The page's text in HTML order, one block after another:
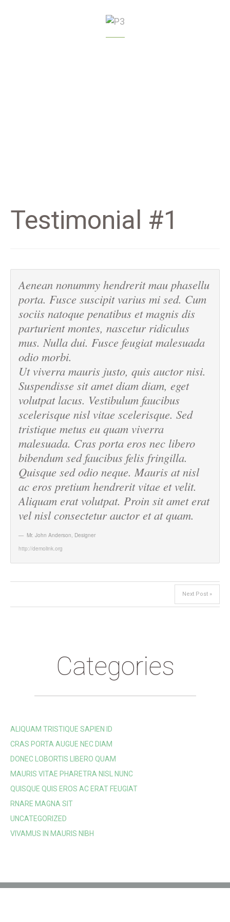
Testimonial #1
Aenean nonummy hendrerit mau phasellu
porta. Fusce suscipit varius mi sed. Cum
sociis natoque penatibus et magnis dis
parturient montes, nascetur ridiculus
mus. Nulla dui. Fusce feugiat malesuada
odio morbi.
Ut viverra mauris justo, quis auctor nisi.
Suspendisse sit amet diam diam, eget
volutpat lacus. Vestibulum faucibus
scelerisque nisl vitae scelerisque. Sed
tristique metus eu quam viverra
malesuada. Cras porta eros nec libero
bibendum sed faucibus felis fringilla.
Quisque sed odio neque. Mauris at nisl
ac eros pretium hendrerit vitae et velit.
Aliquam erat volutpat. Proin sit amet erat
vel nisl consectetur auctor et at quam.
Mr. John Anderson, Designer
http://demolink.org
Next Post »
Categories
ALIQUAM TRISTIQUE SAPIEN ID
CRAS PORTA AUGUE NEC DIAM
DONEC LOBORTIS LIBERO QUAM
MAURIS VITAE PHARETRA NISL NUNC
QUISQUE QUIS EROS AC ERAT FEUGIAT
RNARE MAGNA SIT
UNCATEGORIZED
VIVAMUS IN MAURIS NIBH